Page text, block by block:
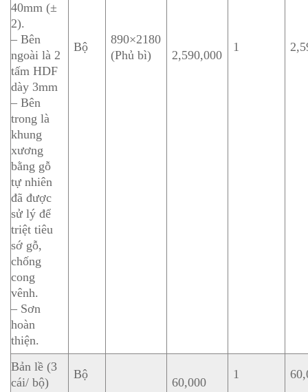
40mm (±
2).
– Bên
ngoài là 2
tấm HDF
dày 3mm
– Bên
trong là
khung
xương
bằng gỗ
tự nhiên
đã được
sử lý để
triệt tiêu
sớ gỗ,
chống
cong
vênh.
– Sơn
hoàn
thiện.
Bộ
890×2180
(Phủ bì)
2,590,000
1
Bản lề (3
cái/ bộ)
Bộ
60,000
1